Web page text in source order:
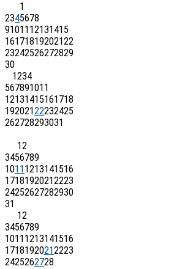
1
2345678
91011 12131415
16171819202122
23242526272829
30
1234
567891011
12131415161718
19202122232425
262728293031
12
3456789
1011 1213141516
17181920212223
24252627282930
31
12
3456789
1011 1213141516
17181920212223
2425262728